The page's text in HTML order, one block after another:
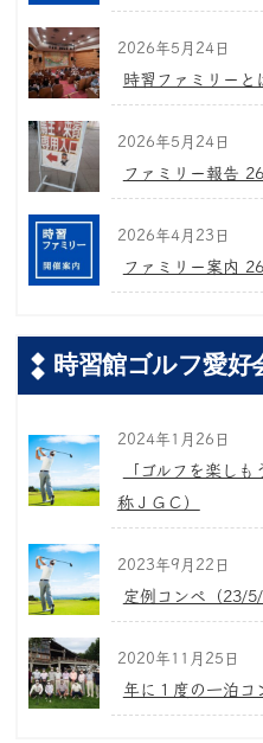
2026年5月24日
時習ファミリーと
2026年5月24日
ファミリー報告
2026年4月23日
ファミリー案内
時習館ゴルフ愛好
2024年1月26日
「ゴルフを楽し
称ＪＧＣ）
2023年9月22日
定例コンペ（23/
2020年11月25日
年に１度の一泊コ